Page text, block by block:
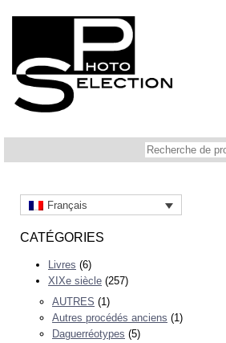
Recherche
pour :
Français
CATÉGORIES
Livres (6)
XIXe siècle (257)
AUTRES (1)
Autres procédés anciens (1)
Daguerréotypes (5)